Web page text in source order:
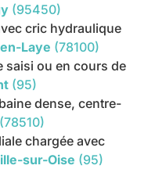
(95450)
cric hydraulique
Laye (78100)
saisi ou en cours de
(95)
dense, centre-
(78510)
chargée avec
sur-Oise (95)